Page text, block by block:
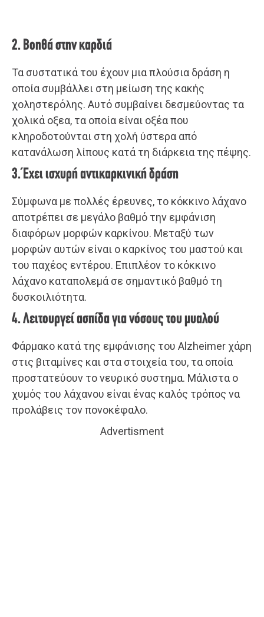
2. Βοηθά στην καρδιά
Τα συστατικά του έχουν μια πλούσια δράση η
οποία συμβάλλει στη μείωση της κακής
χοληστερόλης. Αυτό συμβαίνει δεσμεύοντας τα
χολικά οξεα, τα οποία είναι οξέα που
κληροδοτούνται στη χολή ύστερα από
κατανάλωση λίπους κατά τη διάρκεια της πέψης.
3. Έχει ισχυρή αντικαρκινική δράση
Σύμφωνα με πολλές έρευνες, το κόκκινο λάχανο
αποτρέπει σε μεγάλο βαθμό την εμφάνιση
διαφόρων μορφών καρκίνου. Μεταξύ των
μορφών αυτών είναι ο καρκίνος του μαστού και
του παχέος εντέρου. Επιπλέον το κόκκινο
λάχανο καταπολεμά σε σημαντικό βαθμό τη
δυσκοιλιότητα.
4. Λειτουργεί ασπίδα για νόσους του μυαλού
Φάρμακο κατά της εμφάνισης του Αlzheimer χάρη
στις βιταμίνες και στα στοιχεία του, τα οποία
προστατεύουν το νευρικό συστημα. Μάλιστα ο
χυμός του λάχανου είναι ένας καλός τρόπος να
προλάβεις τον πονοκέφαλο.
Advertisment